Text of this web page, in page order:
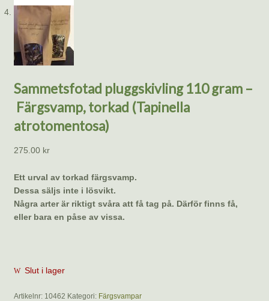
Sammetsfotad pluggskivling 110 gram –
Färgsvamp, torkad (Tapinella
atrotomentosa)
275.00 kr
Ett urval av torkad färgsvamp.
Dessa säljs inte i lösvikt.
Några arter är riktigt svåra att få tag på. Därför finns få,
eller bara en påse av vissa.
Slut i lager
Artikelnr: 10462 Kategori: Färgsvampar